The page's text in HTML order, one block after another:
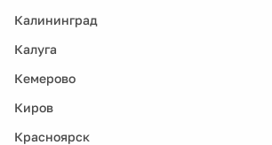
Калининград
Калуга
Кемерово
Киров
Красноярск